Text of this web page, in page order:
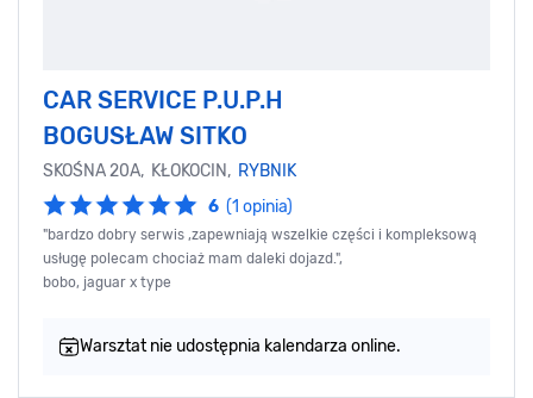
CAR SERVICE P.U.P.H
BOGUSŁAW SITKO
SKOŚNA 20A, KŁOKOCIN, RYBNIK
6 (1 opinia)
"bardzo dobry serwis ,zapewniają wszelkie części i kompleksową
usługę polecam chociaż mam daleki dojazd.",
bobo, jaguar x type
Warsztat nie udostępnia kalendarza online.